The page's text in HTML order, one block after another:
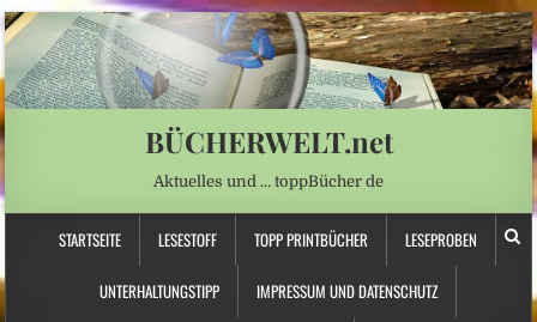
BÜCHERWELT.net
Aktuelles und … toppBücher de
STARTSEITE LESESTOFF TOPP PRINTBÜCHER LESEPROBEN
UNTERHALTUNGSTIPP IMPRESSUM UND DATENSCHUTZ